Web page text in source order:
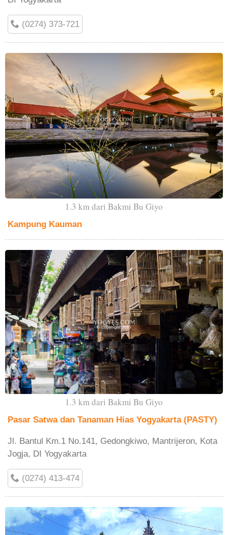
(0274) 373-721
1.3 km dari Bakmi Bu Giyo
Kampung Kauman
1.3 km dari Bakmi Bu Giyo
Pasar Satwa dan Tanaman Hias Yogyakarta (PASTY)
Jl. Bantul Km.1 No.141, Gedongkiwo, Mantrijeron, Kota
Jogja, DI Yogyakarta
(0274) 413-474